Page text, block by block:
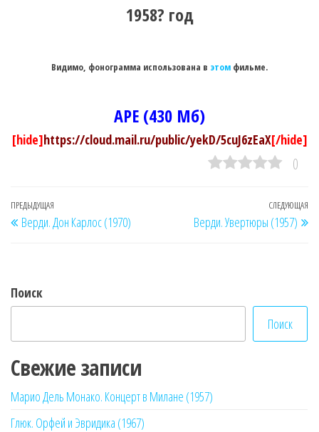
1958? год
Видимо, фонограмма использована в этом фильме.
APE (430 Мб)
[hide]https://cloud.mail.ru/public/yekD/5cuJ6zEaX[/hide]
0
Навигация
по
Предыдущая
запись
ПРЕДЫДУЩАЯ
Верди. Дон Карлос (1970)
СЛЕДУЮЩАЯ
Верди. Увертюры (1957)
Поиск
Поиск
Свежие записи
Марио Дель Монако. Концерт в Милане (1957)
Глюк. Орфей и Эвридика (1967)